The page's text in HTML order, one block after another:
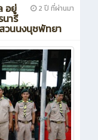
2 ปี ที่ผ่านมา
อยู่
ารี
นนงนุชพัทยา